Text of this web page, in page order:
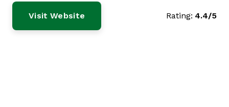
Visit Website Rating: 4.4/5